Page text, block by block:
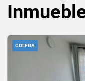
COLEGA